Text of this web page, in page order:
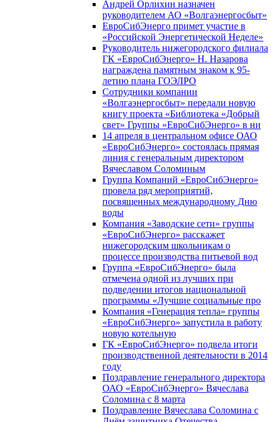
Андрей Орлихин назначен
руководителем АО «Волгаэнергосбыт»
ЕвроСибЭнерго примет участие в
«Российской Энергетической Неделе»
Руководитель нижегородского филиала
ГК «ЕвроСибЭнерго» Н. Назарова
награждена памятным знаком к 95-
летию плана ГОЭЛРО
Сотрудники компании
«Волгаэнергосбыт» передали новую
книгу проекта «Библиотека «Добрый
свет» Группы «ЕвроСибЭнерго» в ни
14 апреля в центральном офисе ОАО
«ЕвроСибЭнерго» состоялась прямая
линия с генеральным директором
Вячеславом Соломиным
Группа Компаний «ЕвроСибЭнерго»
провела ряд мероприятий,
посвященных международному Дню
воды
Компания «Заводские сети» группы
«ЕвроСибЭнерго» расскажет
нижегородским школьникам о
процессе производства питьевой вод
Группа «ЕвроСибЭнерго» была
отмечена одной из лучших при
подведении итогов национальной
программы «Лучшие социальные про
Компания «Генерация тепла» группы
«ЕвроСибЭнерго» запустила в работу
новую котельную
ГК «ЕвроСибЭнерго» подвела итоги
производственной деятельности в 2014
году
Поздравление генерального директора
ОАО «ЕвроСибЭнерго» Вячеслава
Соломина с 8 марта
Поздравление Вячеслава Соломина с